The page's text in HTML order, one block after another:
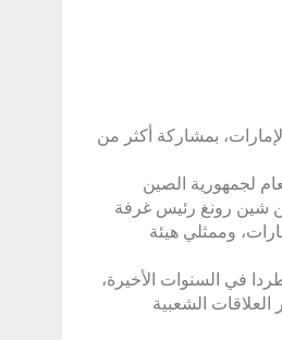
بمشاركة أكثر من
لجمهورية الصين
شين رونغ رئيس غرفة
وممثلي هيئة
في السنوات الأخيرة،
الشعبية